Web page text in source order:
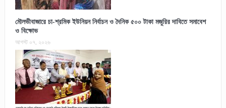
মৌলভীবাজারে চা-শ্রমিক ইউনিয়ন নির্বাচন ও দৈনিক ৫০০ টাকা মজুরির দাবিতে সমাবেশ
ও বিক্ষোভ
আগস্ট ০৭, ২০২৬